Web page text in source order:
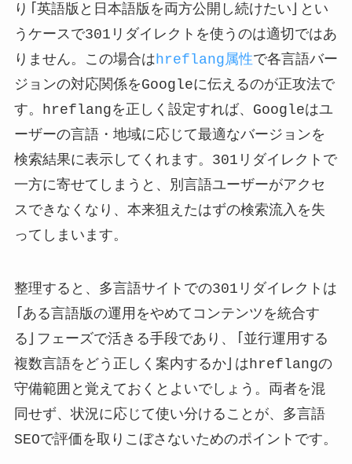
り「英語版と日本語版を両方公開し続けたい」とい
うケースで301リダイレクトを使うのは適切ではあ
りません。この場合はhreflang属性で各言語バー
ジョンの対応関係をGoogleに伝えるのが正攻法で
す。hreflangを正しく設定すれば、Googleはユ
ーザーの言語・地域に応じて最適なバージョンを
検索結果に表示してくれます。301リダイレクトで
一方に寄せてしまうと、別言語ユーザーがアクセ
スできなくなり、本来狙えたはずの検索流入を失
ってしまいます。
整理すると、多言語サイトでの301リダイレクトは
「ある言語版の運用をやめてコンテンツを統合す
る」フェーズで活きる手段であり、「並行運用する
複数言語をどう正しく案内するか」はhreflangの
守備範囲と覚えておくとよいでしょう。両者を混
同せず、状況に応じて使い分けることが、多言語
SEOで評価を取りこぼさないためのポイントです。